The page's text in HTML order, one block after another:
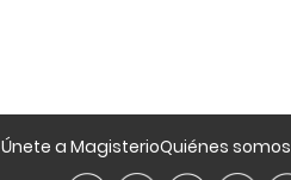
Únete a MagisterioQuiénes somos